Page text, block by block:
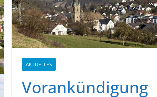
AKTUELLES
Vorankündigung